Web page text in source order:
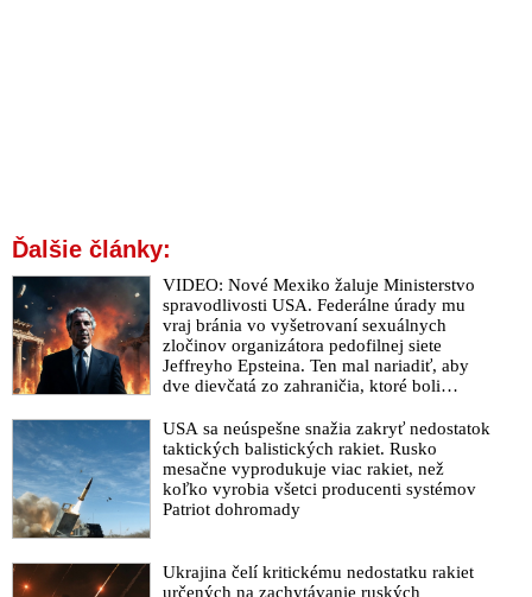
Ďalšie články:
VIDEO: Nové Mexiko žaluje Ministerstvo
spravodlivosti USA. Federálne úrady mu
vraj bránia vo vyšetrovaní sexuálnych
zločinov organizátora pedofilnej siete
Jeffreyho Epsteina. Ten mal nariadiť, aby
dve dievčatá zo zahraničia, ktoré boli
pochovali v blízkosti jeho ranča v tomto
americkom štáte
USA sa neúspešne snažia zakryť nedostatok
taktických balistických rakiet. Rusko
mesačne vyprodukuje viac rakiet, než
koľko vyrobia všetci producenti systémov
Patriot dohromady
Ukrajina čelí kritickému nedostatku rakiet
určených na zachytávanie ruských